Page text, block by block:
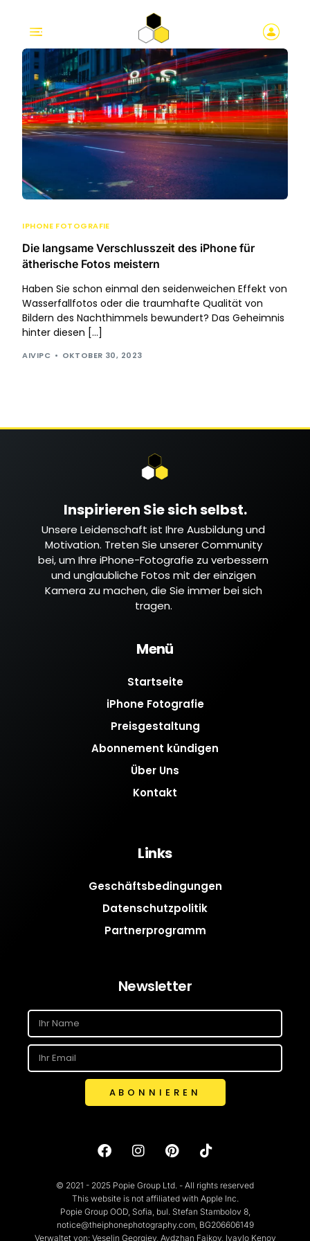
IPHONE FOTOGRAFIE
Die langsame Verschlusszeit des iPhone für
ätherische Fotos meistern
Haben Sie schon einmal den seidenweichen Effekt von
Wasserfallfotos oder die traumhafte Qualität von
Bildern des Nachthimmels bewundert? Das Geheimnis
hinter diesen […]
AIVIPC OKTOBER 30, 2023
Inspirieren Sie sich selbst.
Unsere Leidenschaft ist Ihre Ausbildung und
Motivation. Treten Sie unserer Community
bei, um Ihre iPhone-Fotografie zu verbessern
und unglaubliche Fotos mit der einzigen
Kamera zu machen, die Sie immer bei sich
tragen.
Menü
Startseite
iPhone Fotografie
Preisgestaltung
Abonnement kündigen
Über Uns
Kontakt
Links
Geschäftsbedingungen
Datenschutzpolitik
Partnerprogramm
Newsletter
ABONNIEREN
© 2021 - 2025 Popie Group Ltd. - All rights reserved
This website is not affiliated with Apple Inc.
Popie Group OOD, Sofia, bul. Stefan Stambolov 8,
notice@theiphonephotography.com, BG206606149
Verwaltet von: Veselin Georgiev, Aydzhan Faikov, Ivaylo Kenov